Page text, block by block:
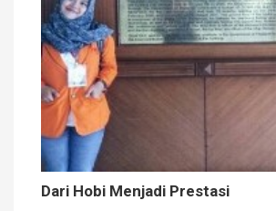
Dari Hobi Menjadi Prestasi